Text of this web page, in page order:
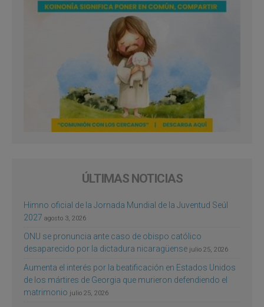
ÚLTIMAS NOTICIAS
Himno oficial de la Jornada Mundial de la Juventud Seúl
2027 agosto 3, 2026
ONU se pronuncia ante caso de obispo católico
desaparecido por la dictadura nicaragüense julio 25, 2026
Aumenta el interés por la beatificación en Estados Unidos
de los mártires de Georgia que murieron defendiendo el
matrimonio julio 25, 2026